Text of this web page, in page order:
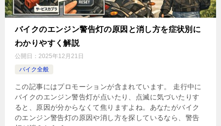
バイクのエンジン警告灯の原因と消し方を症状別に
わかりやすく解説
公開日： 2025年12月21日
バイク全般
この記事にはプロモーションが含まれています。 走行中に
バイクのエンジン警告灯が点いたり、点滅に気づいたりす
ると、原因が分からなくて焦りますよね。あなたがバイク
のエンジン警告灯の原因や消し方を探しているなら、警告